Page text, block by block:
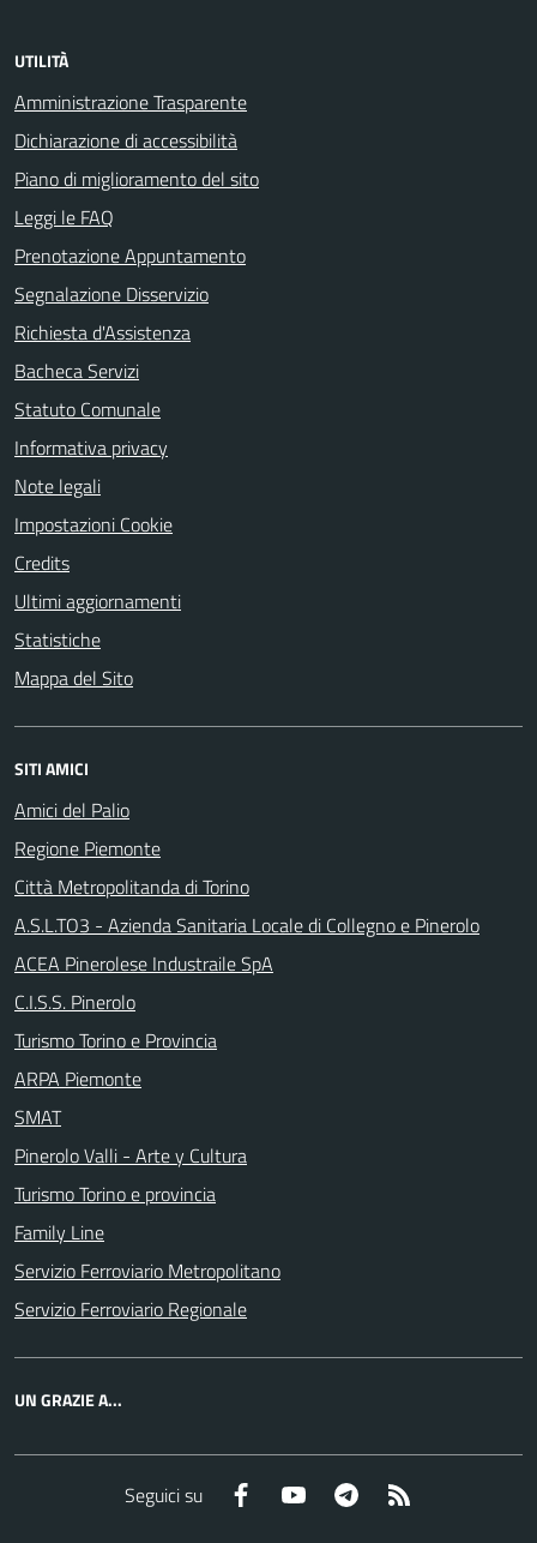
UTILITÀ
Amministrazione Trasparente
Dichiarazione di accessibilità
Piano di miglioramento del sito
Leggi le FAQ
Prenotazione Appuntamento
Segnalazione Disservizio
Richiesta d'Assistenza
Bacheca Servizi
Statuto Comunale
Informativa privacy
Note legali
Impostazioni Cookie
Credits
Ultimi aggiornamenti
Statistiche
Mappa del Sito
SITI AMICI
Amici del Palio
Regione Piemonte
Città Metropolitanda di Torino
A.S.L.TO3 - Azienda Sanitaria Locale di Collegno e Pinerolo
ACEA Pinerolese Industraile SpA
C.I.S.S. Pinerolo
Turismo Torino e Provincia
ARPA Piemonte
SMAT
Pinerolo Valli - Arte y Cultura
Turismo Torino e provincia
Family Line
Servizio Ferroviario Metropolitano
Servizio Ferroviario Regionale
UN GRAZIE A...
Seguici su Facebook YouTube Telegram